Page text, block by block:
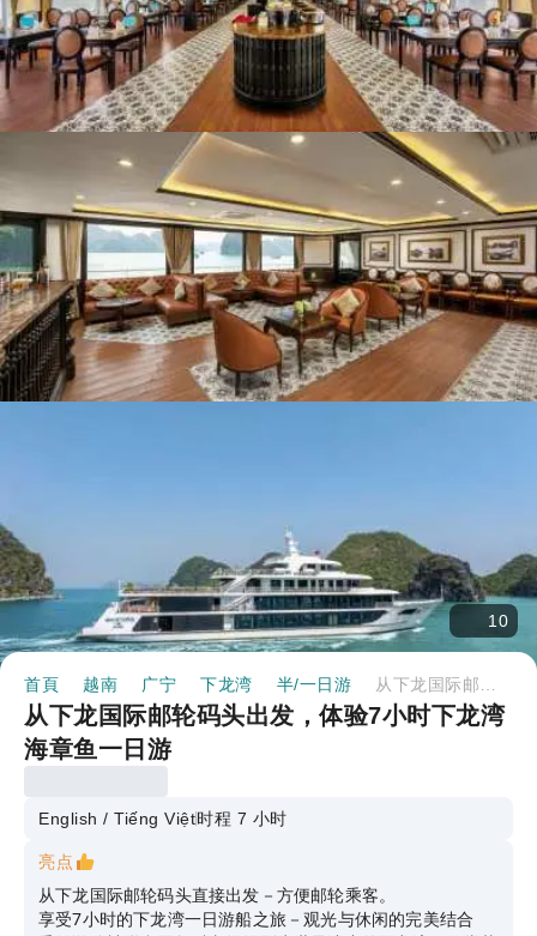
10
首頁 越南 广宁 下龙湾 半/一日游
从下龙国际邮轮码头出发，体验7小时下龙湾
海章鱼一日游
English / Tiếng Việt时程 7 小时
亮点
从下龙国际邮轮码头直接出发－方便邮轮乘客。
享受7小时的下龙湾一日游船之旅－观光与休闲的完美结合